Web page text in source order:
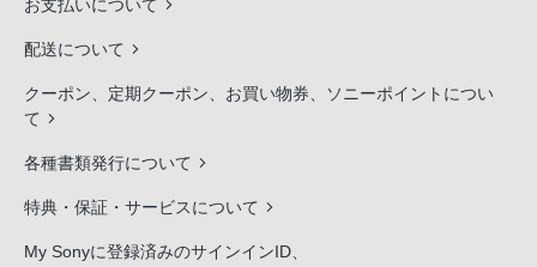
お支払いについて
配送について
クーポン、定期クーポン、お買い物券、ソニーポイントについ
て
各種書類発行について
特典・保証・サービスについて
My Sonyに登録済みのサインインID、